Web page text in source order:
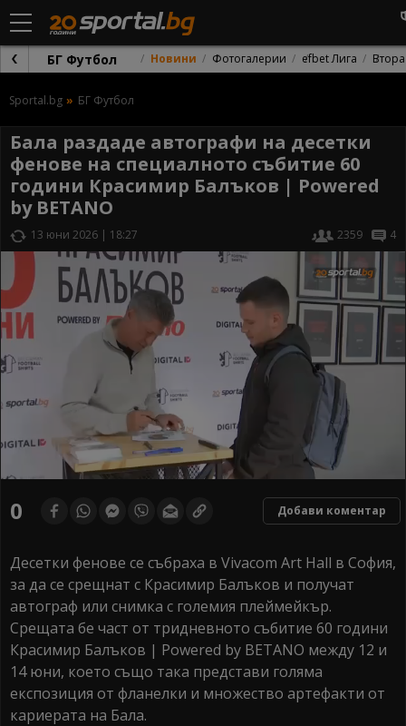
БГ Футбол Новини Фотогалерии efbet Лига
Sportal.bg БГ Футбол
Бала раздаде автографи на десетки
фенове на специалното събитие 60
години Красимир Балъков | Powered
by BETANO
13 юни 2026 | 18:27 2359 4
of0 Добави коментар
Десетки фенове се събраха в Vivacom Art Hall в София,
за да се срещнат с Красимир Балъков и получат
автограф или снимка с големия плеймейкър.
Срещата бе част от тридневното събитие 60 години
Красимир Балъков | Powered by BETANO между 12 и
14 юни, което също така представи голяма
експозиция от фланелки и множество артефакти от
кариерата на Бала.